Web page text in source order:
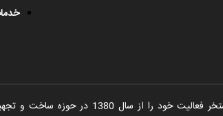
شرکت آریا استخر فعالیت خود